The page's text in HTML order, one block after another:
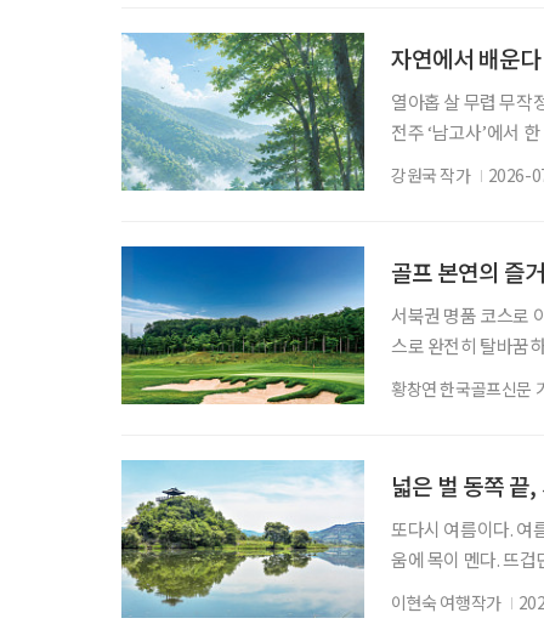
자연에서 배운다
열아홉 살 무렵 무작
전주 ‘남고사’에서
스레 그리로 향했
하려 하지도 않았
강원국 작가 2026-
골프 본연의 즐
서북권 명품 코스로
스로 완전히 탈바꿈
나 자신만의 ‘인생
운 풍경 때문일 수
황창연 한국골프신문
넓은 벌 동쪽 끝
또다시 여름이다. 여
움에 목이 멘다. 뜨
지 못하던 뜨겁던
여름을 만났다. ‘넓
이현숙 여행작가